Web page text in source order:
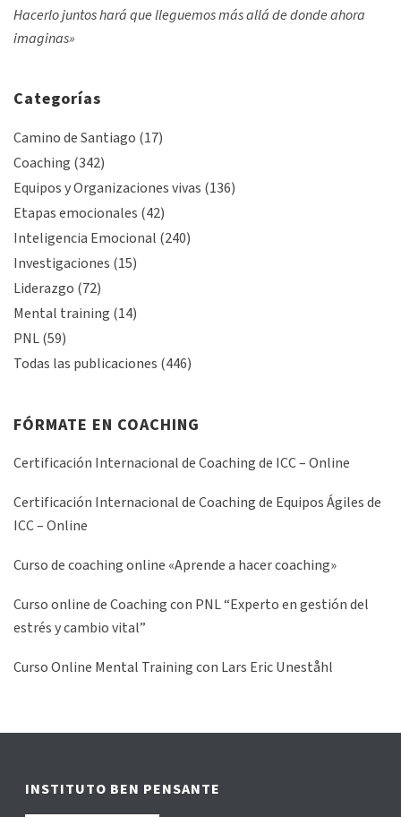
Hacerlo juntos hará que lleguemos más allá de donde ahora
imaginas»
Categorías
Camino de Santiago (17)
Coaching (342)
Equipos y Organizaciones vivas (136)
Etapas emocionales (42)
Inteligencia Emocional (240)
Investigaciones (15)
Liderazgo (72)
Mental training (14)
PNL(59)
Todas las publicaciones (446)
FÓRMATE EN COACHING
Certificación Internacional de Coaching de ICC – Online
Certificación Internacional de Coaching de Equipos Ágiles de
ICC – Online
Curso de coaching online «Aprende a hacer coaching»
Curso online de Coaching con PNL “Experto en gestión del
estrés y cambio vital”
Curso Online Mental Training con Lars Eric Uneståhl
INSTITUTO BEN PENSANTE